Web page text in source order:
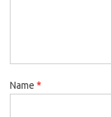
Name *